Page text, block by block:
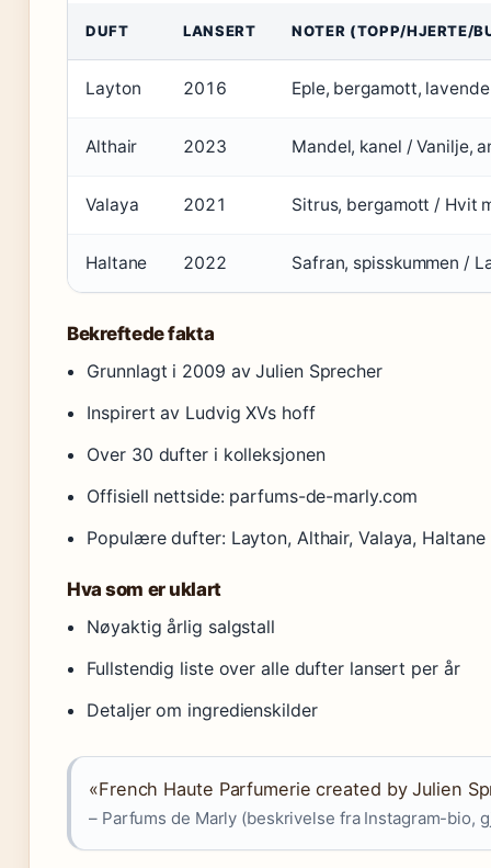
DUFT LANSERT NOTER (TOPP/HJERTE/
Layton 2016 Eple, bergamott,
Althair 2023 Mandel, kanel / Vanilje,
Valaya 2021 Sitrus, bergamott / Hvit
Haltane 2022 Safran, spisskummen /
Bekreftede fakta
Grunnlagt i 2009 av Julien Sprecher
Inspirert av Ludvig XVs hoff
Over 30 dufter i kolleksjonen
Offisiell nettside: parfums-de-marly.com
Populære dufter: Layton, Althair, Valaya, Haltane
Hva som er uklart
Nøyaktig årlig salgstall
Fullstendig liste over alle dufter lansert per år
Detaljer om ingredienskilder
«French Haute Parfumerie created by Julien
– Parfums de Marly (beskrivelse fra Instagram-bio,